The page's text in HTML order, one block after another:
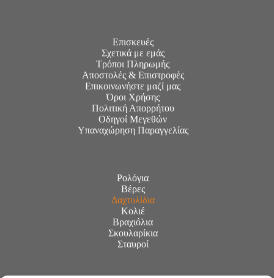
Επισκευές
Σχετικά με εμάς
Τρόποι Πληρωμής
Αποστολές & Επιστροφές
Επικοινωνήστε μαζί μας
Όροι Χρήσης
Πολιτική Απορρήτου
Οδηγοί Μεγεθών
Υπαναχώρηση Παραγγελίας
Ρολόγια
Βέρες
Δαχτυλίδια
Κολιέ
Βραχιόλια
Σκουλαρίκια
Σταυροί